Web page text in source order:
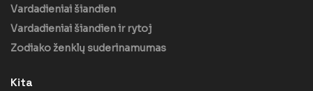
Vardadieniai šiandien
Vardadieniai šiandien ir rytoj
Zodiako ženklų suderinamumas
Kita